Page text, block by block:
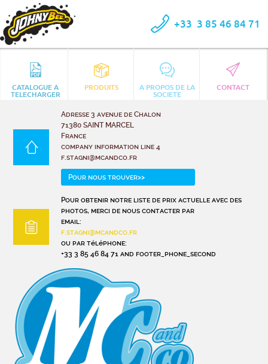
+33 3 85 46 84 71
CATALOGUE A
TELECHARGER
PRODUITS
A PROPOS DE LA
SOCIETE
CONTACT
Adresse 3 avenue de Chalon
71380 SAINT MARCEL
France
company information line 4
f.stagni@mcandco.fr
Pour nous trouver>>
Pour obtenir notre liste de prix actuelle avec des
photos, merci de nous contacter par
email:
f.stagni@mcandco.fr
ou par téléphone:
+33 3 85 46 84 71 and footer_phone_second